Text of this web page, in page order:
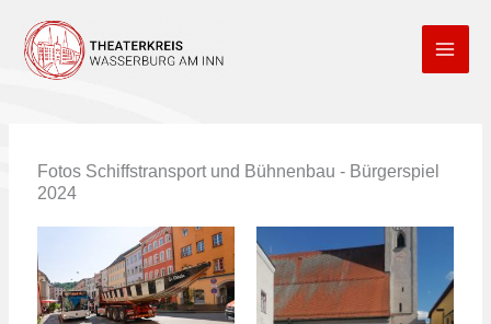
Inhalt
springen
Fotos Schiffstransport und Bühnenbau - Bürgerspiel
2024